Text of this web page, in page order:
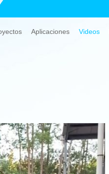
Aplicaciones Videos